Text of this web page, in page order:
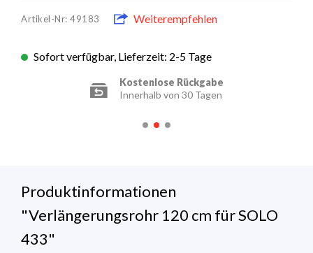
Artikel-Nr: 49183 Weiterempfehlen
Sofort verfügbar, Lieferzeit: 2-5 Tage
Kostenlose Rückgabe
Innerhalb von 30 Tagen
Produktinformationen
"Verlängerungsrohr 120 cm für SOLO
433"